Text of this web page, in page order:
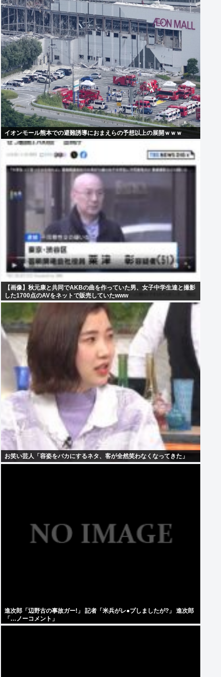
イオンモール熊本での避難誘導におまえらの予想以上の展開ｗｗｗ
【画像】秋元康と共同でAKBの曲を作っていた男、女子中学生達と撮影
した1700点のAVをネットで販売していたwww
お笑い芸人「容姿をバカにするネタ、客が全然笑わなくなってきた」
進次郎「辺野古の事故ガー!」 記者「米兵がレ●プしましたが?」 進次郎
「…ノーコメント」